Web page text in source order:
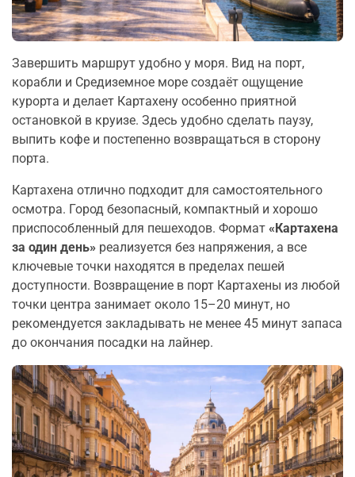
Завершить маршрут удобно у моря. Вид на порт,
корабли и Средиземное море создаёт ощущение
курорта и делает Картахену особенно приятной
остановкой в круизе. Здесь удобно сделать паузу,
выпить кофе и постепенно возвращаться в сторону
порта.
Картахена отлично подходит для самостоятельного
осмотра. Город безопасный, компактный и хорошо
приспособленный для пешеходов. Формат «Картахена
за один день» реализуется без напряжения, а все
ключевые точки находятся в пределах пешей
доступности. Возвращение в порт Картахены из любой
точки центра занимает около 15–20 минут, но
рекомендуется закладывать не менее 45 минут запаса
до окончания посадки на лайнер.